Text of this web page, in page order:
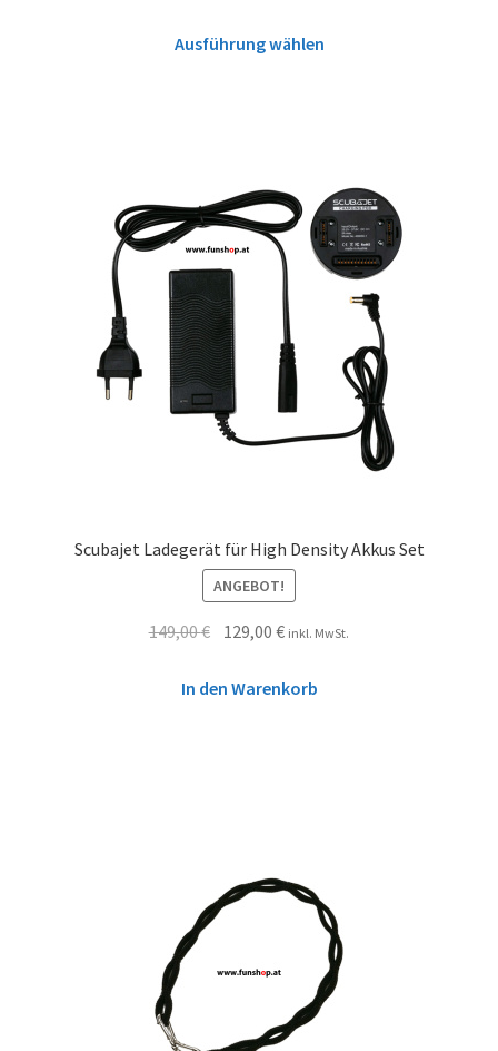
Ausführung wählen
Scubajet Ladegerät für High Density Akkus Set
ANGEBOT!
149,00€ 129,00€ inkl. MwSt.
In den Warenkorb